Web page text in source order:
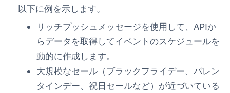
以下に例を示します。
リッチプッシュメッセージを使用して、APIか
らデータを取得してイベントのスケジュールを
動的に作成します。
大規模なセール（ブラックフライデー、バレン
タインデー、祝日セールなど）が近づいている